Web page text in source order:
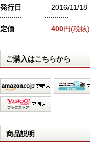
発行日 2016/11/18
定価 400円(税抜)
ご購入はこちらから
商品説明